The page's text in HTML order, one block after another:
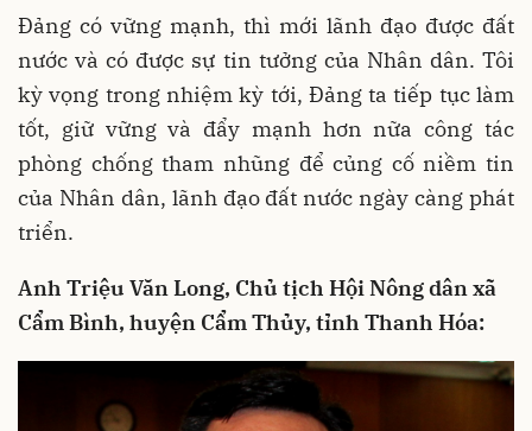
Đảng có vững mạnh, thì mới lãnh đạo được đất
nước và có được sự tin tưởng của Nhân dân. Tôi
kỳ vọng trong nhiệm kỳ tới, Đảng ta tiếp tục làm
tốt, giữ vững và đẩy mạnh hơn nữa công tác
phòng chống tham nhũng để củng cố niềm tin
của Nhân dân, lãnh đạo đất nước ngày càng phát
triển.
Anh Triệu Văn Long, Chủ tịch Hội Nông dân xã
Cẩm Bình, huyện Cẩm Thủy, tỉnh Thanh Hóa: